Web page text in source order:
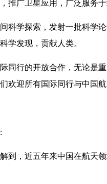
推广卫星应用，广泛服务
科学探索，发射一批科学
学发现，贡献人类。
同行的开放合作，无论是
欢迎所有国际同行与中国
到，近五年来中国在航天